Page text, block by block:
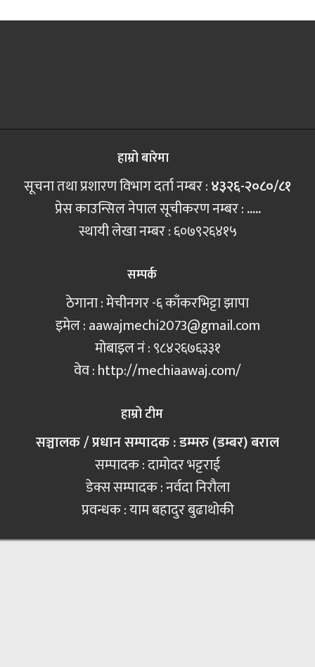
हाम्रो बारेमा
सूचना तथा प्रशारण विभाग दर्ता नम्बर :४३२६-२०८०/८१
प्रेस काउन्सिल नेपाल सूचीकरण नम्बर :.....
स्थायी लेखा नम्बर : ६०७९२६४१५
सम्पर्क
ठेगाना : मेचीनगर -६ काँकरभिट्टा झापा
इमेल :aawajmechi2073@gmail.com
मोबाइल नं‍ : ९८४२६७६३३१
वेव : http://mechiaawaj.com/
हाम्रो टीम
सञ्चालक / प्रधान सम्पादक : डम्मरु (डम्बर) बराल
सम्पादक : दामोदर भट्टराई
डेक्स सम्पादक : नर्वदा निरौला
प्रवन्धक : याम बहादुर बुढाथोकी